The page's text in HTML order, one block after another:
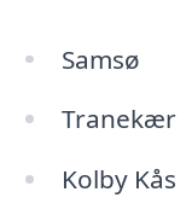
Samsø
Tranekær
Kolby Kås